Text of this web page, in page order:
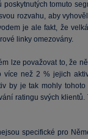
poskytnutých tomuto
rozvahu, aby
je ale fakt, že
linky omezovány.
lze považovat to, že
než 2 % jejich
by je tak mohly
ratingu svých
specifické pro